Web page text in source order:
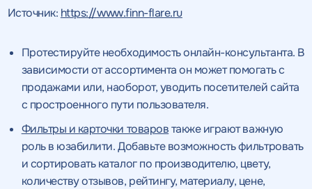
Источник: https://www.finn-flare.ru
Протестируйте необходимость онлайн-консультанта. В
зависимости от ассортимента он может помогать с
продажами или, наоборот, уводить посетителей сайта
с простроенного пути пользователя.
Фильтры и карточки товаровтакже играют важную
роль в юзабилити. Добавьте возможность фильтровать
и сортировать каталог по производителю, цвету,
количеству отзывов, рейтингу, материалу, цене,